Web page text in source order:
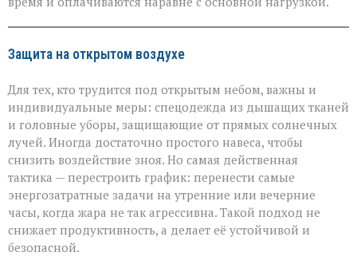
Защита на открытом воздухе
Для тех, кто трудится под открытым небом, важны и
индивидуальные меры: спецодежда из дышащих тканей
и головные уборы, защищающие от прямых солнечных
лучей. Иногда достаточно простого навеса, чтобы
снизить воздействие зноя. Но самая действенная
тактика — перестроить график: перенести самые
энергозатратные задачи на утренние или вечерние
часы, когда жара не так агрессивна. Такой подход не
снижает продуктивность, а делает её устойчивой и
безопасной.